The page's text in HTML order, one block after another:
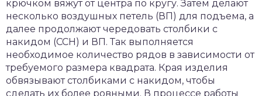
крючком вяжут от центра по кругу. Затем делают
несколько воздушных петель (ВП) для подъема, а
далее продолжают чередовать столбики с
накидом (ССН) и ВП. Так выполняется
необходимое количество рядов в зависимости от
требуемого размера квадрата. Края изделия
обвязывают столбиками с накидом, чтобы
сделать их более ровными. В процессе работы